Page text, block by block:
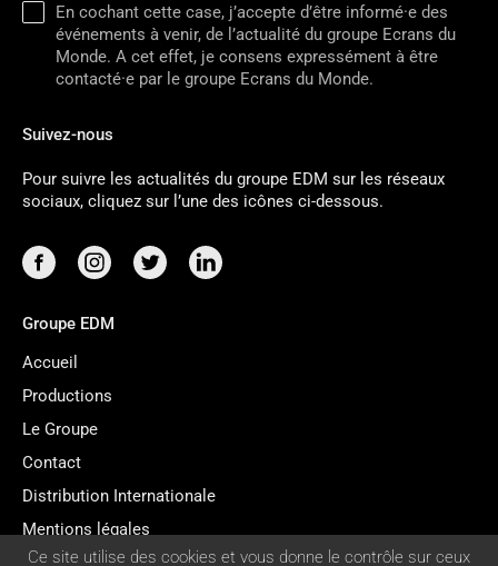
GESTION
Ce site utilise des cookies et vous donne le contrôle sur ceux
En cochant cette case, j’accepte d’être informé·e des
événements à venir, de l’actualité du groupe Ecrans du
Monde. A cet effet, je consens expressément à être
contacté·e par le groupe Ecrans du Monde.
Suivez-nous
Pour suivre les actualités du groupe EDM sur les réseaux
sociaux, cliquez sur l’une des icônes ci-dessous.
Groupe EDM
Accueil
Productions
Le Groupe
Contact
Distribution Internationale
Mentions légales